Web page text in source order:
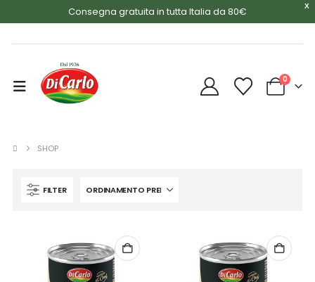
X
Consegna gratuita in tutta Italia da 80€
0
SHOP
FILTER